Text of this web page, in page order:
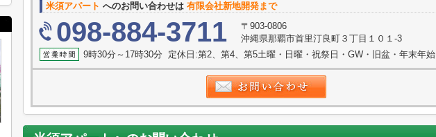
米須アパート へのお問い合わせは 有限会社新地開発まで
098-884-3711
〒903-0806
沖縄県那覇市首里汀良町３丁目１０１-3
9時30分～17時30分 定休日:第2、第4、第5土曜・日曜・祝祭日・GW・旧盆・年末年始